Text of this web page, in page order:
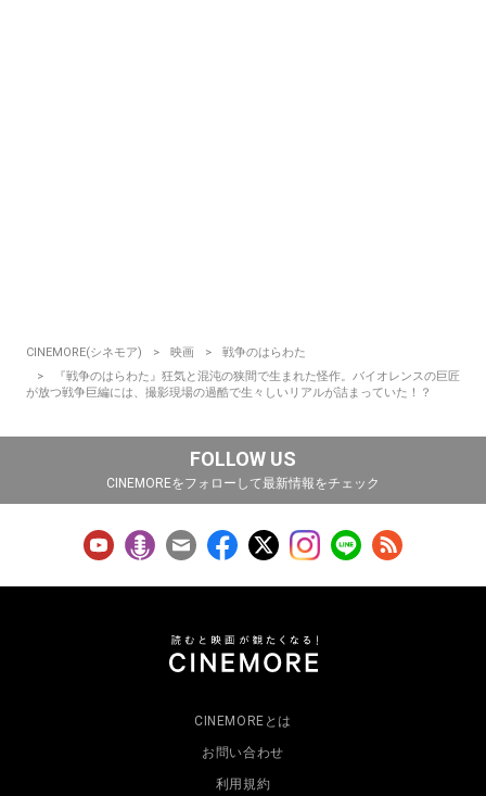
CINEMORE(シネモア) 映画
戦争のはらわた
『戦争のはらわた』狂気と混沌の狭間で生まれた怪作。バイオレンスの巨匠
が放つ戦争巨編には、撮影現場の過酷で生々しいリアルが詰まっていた！？
FOLLOW US
CINEMOREをフォローして最新情報をチェック
CINEMOREとは
お問い合わせ
利用規約